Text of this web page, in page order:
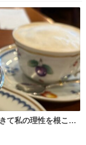
て私の理性を根こそ